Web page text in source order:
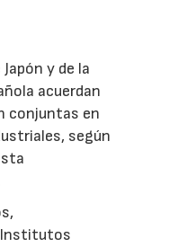
y de la
acuerdan
conjuntas en
según
Institutos